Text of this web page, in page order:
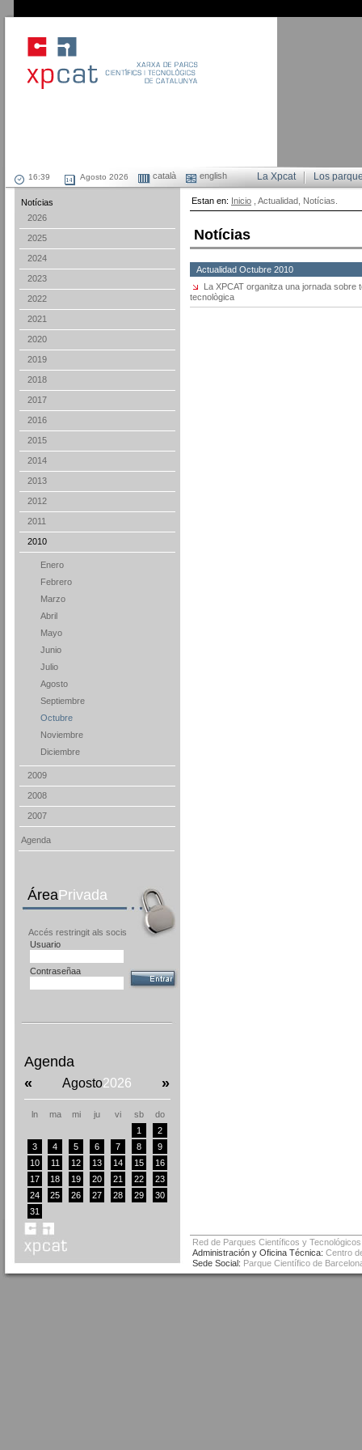
Agosto 2026 català english Los
La Xpcat
Notícias
2026
2025
2024
2023
2022
2021
2020
2019
2018
2017
2016
2015
2014
2013
2012
2011
2010
Enero
Febrero
Marzo
Abril
Mayo
Junio
Julio
Agosto
Septiembre
Octubre
Noviembre
Diciembre
2009
2008
2007
Agenda
ÁreaPrivada
Accés restringit als socis
Usuario
Contraseñaa
Agenda
«
Agosto2026 »
ln ma mi ju vi sb
do
1
2
3
4 5 6 7 8
9
10
11 12 13 14 15
16
17
18 19 20 21 22
23
24
25 26 27 28 29
30
31
Estan en: Inicio , Actualidad, Notícias.
Notícias
Actualidad Octubre 2010
La XPCAT organitza una jornada
tecnològica
Red de Parques Científicos y
Administración y Oficina Técnica: Centro
Sede Social: Parque Científico de